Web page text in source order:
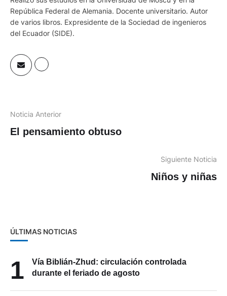
República Federal de Alemania. Docente universitario. Autor
de varios libros. Expresidente de la Sociedad de ingenieros
del Ecuador (SIDE).
Noticia Anterior
El pensamiento obtuso
Siguiente Noticia
Niños y niñas
ÚLTIMAS NOTICIAS
1
Vía Biblián-Zhud: circulación controlada
durante el feriado de agosto